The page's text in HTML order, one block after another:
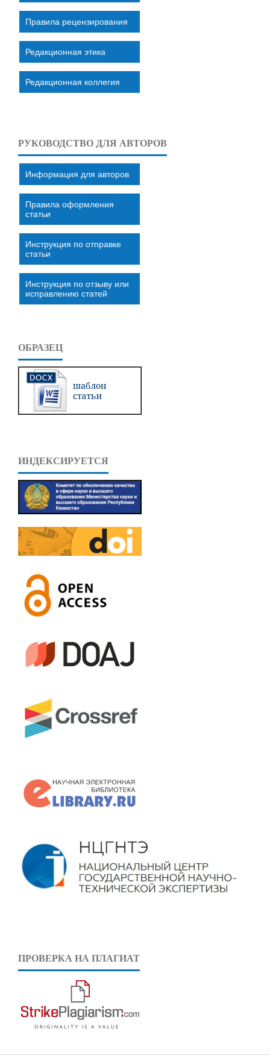
Правила рецензирования
Редакционная этика
Редакционная коллегия
РУКОВОДСТВО ДЛЯ АВТОРОВ
Информация для авторов
Правила оформления
статьи
Инструкция по отправке
статьи
Инструкция по отзыву или
исправлению статей
ОБРАЗЕЦ
ИНДЕКСИРУЕТСЯ
ПРОВЕРКА НА ПЛАГИАТ